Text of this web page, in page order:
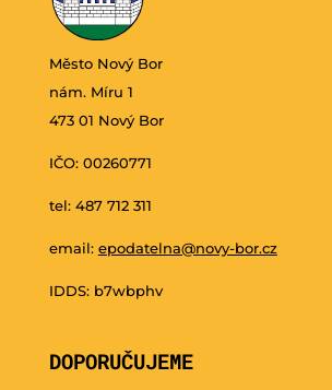
Město Nový Bor
nám. Míru 1
473 01 Nový Bor
IČO: 00260771
tel: 487 712 311
email: epodatelna@novy-bor.cz
IDDS: b7wbphv
DOPORUČUJEME